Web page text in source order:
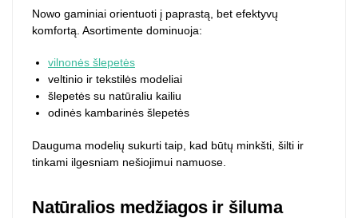
Nowo gaminiai orientuoti į paprastą, bet efektyvų
komfortą. Asortimente dominuoja:
vilnonės šlepetės
veltinio ir tekstilės modeliai
šlepetės su natūraliu kailiu
odinės kambarinės šlepetės
Dauguma modelių sukurti taip, kad būtų minkšti, šilti ir
tinkami ilgesniam nešiojimui namuose.
Natūralios medžiagos ir šiluma